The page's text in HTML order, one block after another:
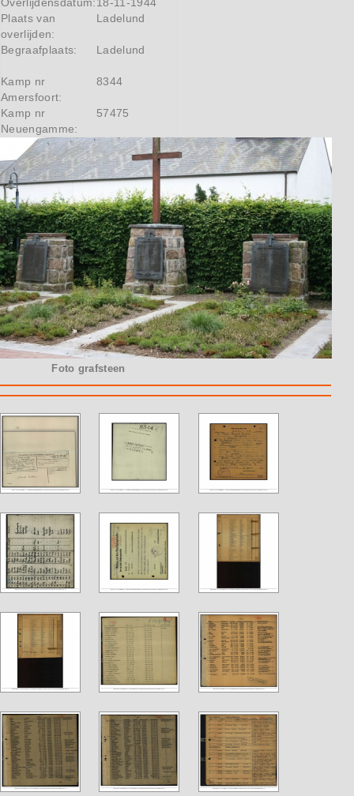
Overlijdensdatum:18-11-1944
Plaats van
overlijden:
Ladelund
Begraafplaats: Ladelund
Kamp nr
Amersfoort:
8344
Kamp nr
Neuengamme:
57475
Foto grafsteen